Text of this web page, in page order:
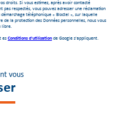
droits. Si vous estimez, après avoir contacté
pas respectés, vous pouvez adresser une réclamation
démarchage téléphonique « Bloctel », sur laquelle
de la protection des Données personnelles, nous vous
libre.
es Conditions d'utilisation de Google s'appliquent.
vous